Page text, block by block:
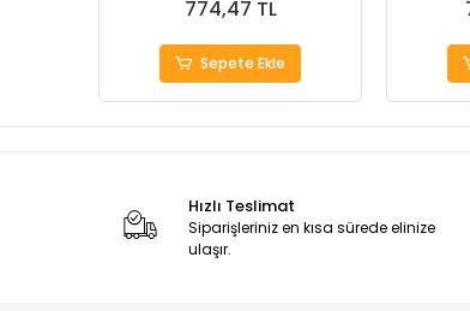
774,47 TL
Sepete Ekle
Hızlı Teslimat
Siparişleriniz en kısa sürede elinize
ulaşır.